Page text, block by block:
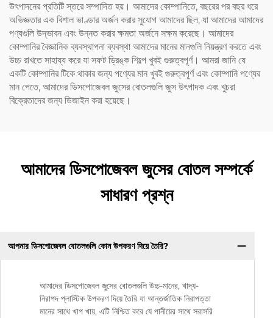
উৎপাদনের প্রতিটি স্তরে সম্পাদিত হয়। আমাদের কোম্পানিতে, বছরের পর বছর ধরে
অভিজ্ঞতার এক বিশাল ভাণ্ডার অর্জন করার সুযোগ আমাদের ছিল, যা আমাদের আমাদের
পণ্যগুলি উদ্ভাবন এবং উন্নত করার ক্ষমতা অর্জনে সক্ষম করেছে। আমাদের
কোম্পানির বৈজ্ঞানিক ব্যবস্থাপনা ব্যবস্থা আমাদের মানের মানগুলি নিয়ন্ত্রণ করতে এবং
উচ্চ রাখতে সাহায্য করে যা সফট ড্রিঙ্ক শিল্পে খুবই গুরুত্বপূর্ণ। আমরা জানি যে
একটি কোম্পানির টিকে থাকার জন্য পণ্যের মান খুবই গুরুত্বপূর্ণ এবং কোম্পানি পণ্যের
মান পেতে, আমাদের ডিসপোজেবল জুসের বোতলগুলি জুস উৎপাদক এবং খুচরা
বিক্রেতাদের জন্য ডিজাইন করা হয়েছে।
আমাদের ডিসপোজেবল জুসের বোতল সম্পর্কে
সাধারণ প্রশ্ন
আপনার ডিসপোজেবল বোতলগুলি কোন উপকরণ দিয়ে তৈরি?
আমাদের ডিসপোজেবল জুসের বোতলগুলি উচ্চ-মানের, খাদ্য-
নিরাপদ প্লাস্টিক উপকরণ দিয়ে তৈরি যা আন্তর্জাতিক নিরাপত্তা
মানের সাথে খাপ খায়, এটি নিশ্চিত করে যে পানীয়ের সাথে সরাসরি